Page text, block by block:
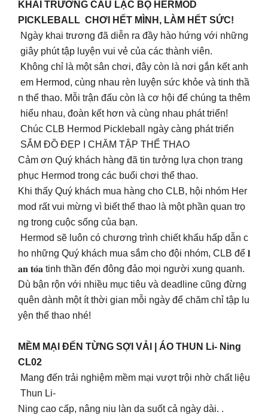
KHAI TRƯƠNG CÂU LẠC BỘ HERMOD
PICKLEBALL CHƠI HẾT MÌNH, LÀM HẾT SỨC!
️ Ngày khai trương đã diễn ra đầy hào hứng với những
giây phút tập luyện vui vẻ của các thành viên.
Không chỉ là một sân chơi, đây còn là nơi gắn kết anh
em Hermod, cùng nhau rèn luyện sức khỏe và tinh thầ
n thể thao. Mỗi trận đấu còn là cơ hội để chúng ta thêm
hiểu nhau, đoàn kết hơn và cùng nhau phát triển!
Chúc CLB Hermod Pickleball ngày càng phát triển
SẮM ĐỒ ĐẸP I CHĂM TẬP THỂ THAO
️Cảm ơn Quý khách hàng đã tin tưởng lựa chọn trang
phục Hermod trong các buổi chơi thể thao.
Khi thấy Quý khách mua hàng cho CLB, hội nhóm Her
mod rất vui mừng vì biết thể thao là một phần quan trọ
ng trong cuộc sống của bạn.
Hermod sẽ luôn có chương trình chiết khấu hấp dẫn c
ho những Quý khách mua sắm cho đội nhóm, CLB để 𝐥
𝐚𝐧 𝐭𝐨̉𝐚 tinh thần đến đông đảo mọi người xung quanh.
Dù bận rộn với nhiều mục tiêu và deadline cũng đừng
quên dành một ít thời gian mỗi ngày để chăm chỉ tập lu
yện thể thao nhé!
MỀM MẠI ĐẾN TỪNG SỢI VẢI | ÁO THUN Li- Ning
CL02
Mang đến trải nghiệm mềm mại vượt trội nhờ chất liệu
Thun Li-
Ning cao cấp, nâng niu làn da suốt cả ngày dài. .